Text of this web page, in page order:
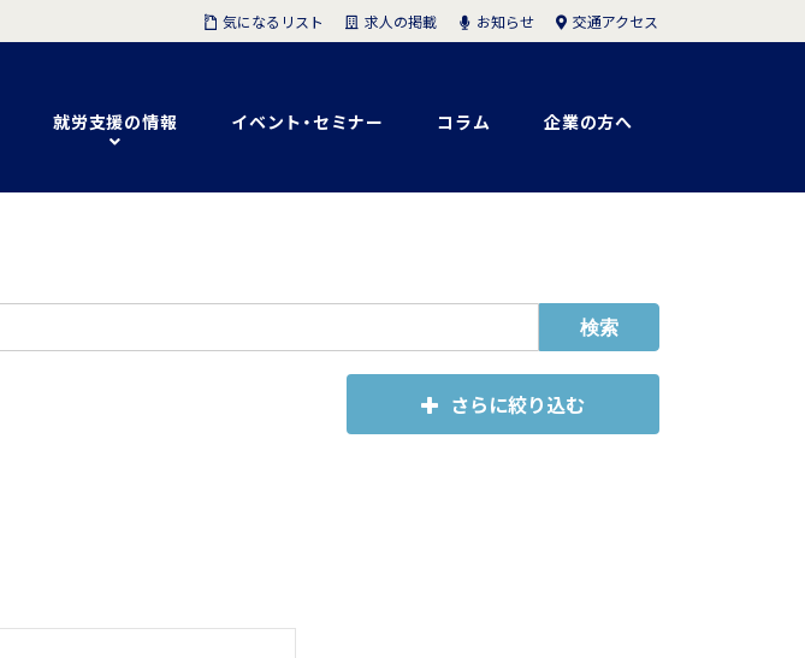
就労支援の情報 イベント・セミナー コラム 企業の方へ
気になるリスト 求人の掲載 お知らせ 交通アクセス
さらに絞り込む